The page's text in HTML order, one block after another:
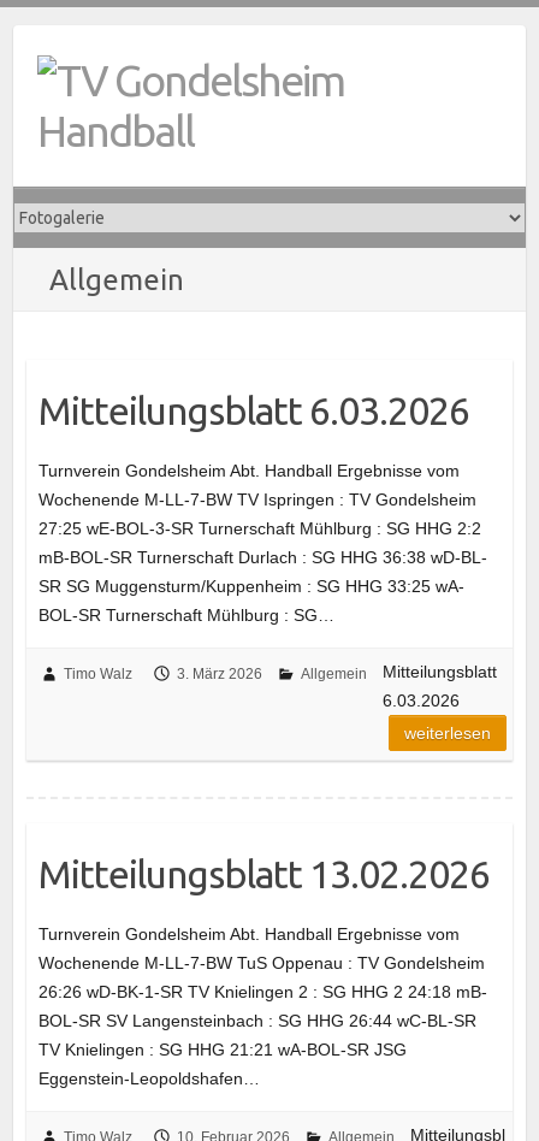
content
Allgemein
Mitteilungsblatt 6.03.2026
Turnverein Gondelsheim Abt. Handball Ergebnisse vom
Wochenende M-LL-7-BW TV Ispringen : TV Gondelsheim
27:25 wE-BOL-3-SR Turnerschaft Mühlburg : SG HHG 2:2
mB-BOL-SR Turnerschaft Durlach : SG HHG 36:38 wD-BL-
SR SG Muggensturm/Kuppenheim : SG HHG 33:25 wA-
BOL-SR Turnerschaft Mühlburg : SG…
Timo Walz 3. März 2026 Allgemein
Mitteilungsblatt
6.03.2026
weiterlesen
Mitteilungsblatt 13.02.2026
Turnverein Gondelsheim Abt. Handball Ergebnisse vom
Wochenende M-LL-7-BW TuS Oppenau : TV Gondelsheim
26:26 wD-BK-1-SR TV Knielingen 2 : SG HHG 2 24:18 mB-
BOL-SR SV Langensteinbach : SG HHG 26:44 wC-BL-SR
TV Knielingen : SG HHG 21:21 wA-BOL-SR JSG
Eggenstein-Leopoldshafen…
Timo Walz 10. Februar 2026 Allgemein
Mitteilungsbl